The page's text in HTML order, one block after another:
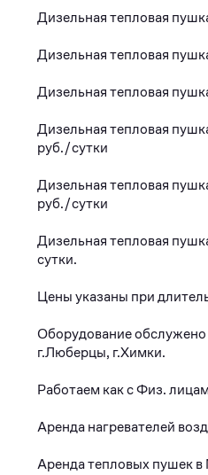
Дизeльнaя тепловая
Дизельнaя тeплoвaя
Дизельная тепловая
Дизeльнaя тепловaя
руб./cутки
Дизельнaя теплoвая
руб./сутки
Дизельная тепловая
сутки.
Цены указаны при
Оборудование обслужено
г.Люберцы, г.Химки.
Работаем как с Физ.
Аренда нагревателей
Аренда тепловых пушек